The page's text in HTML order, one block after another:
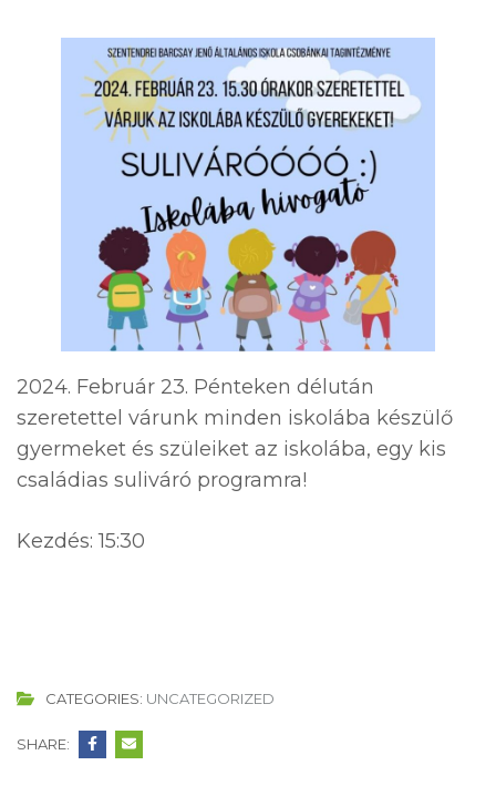
2024. Február 23. Pénteken délután
szeretettel várunk minden iskolába készülő
gyermeket és szüleiket az iskolába, egy kis
családias suliváró programra!
Kezdés: 15:30
CATEGORIES: UNCATEGORIZED
SHARE: